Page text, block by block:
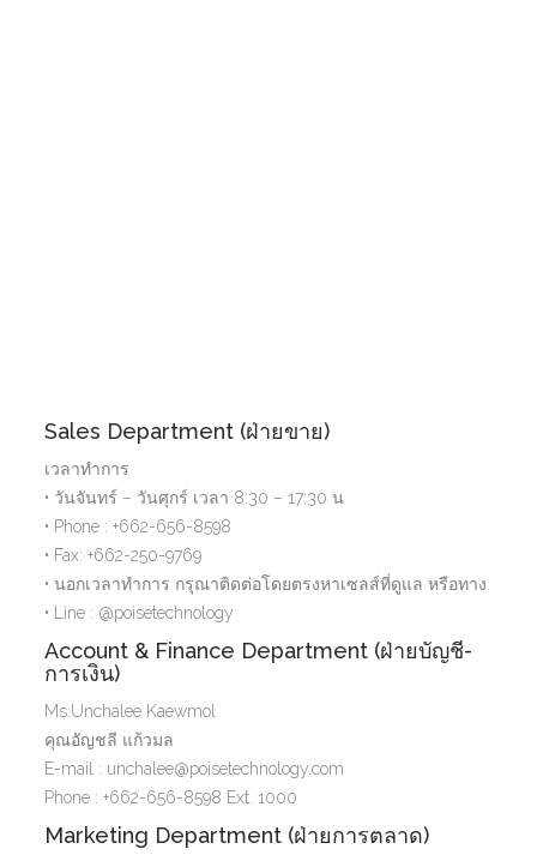
Sales Department (ฝ่ายขาย)
เวลาทำการ
• วันจันทร์ – วันศุกร์ เวลา 8:30 – 17:30 น
• Phone : +662-656-8598
• Fax: +662-250-9769
• นอกเวลาทำการ กรุณาติดต่อโดยตรงหาเซลส์ที่ดูแล หรือทาง
• Line : @poisetechnology
Account & Finance Department (ฝ่ายบัญชี-
การเงิน)
Ms.Unchalee Kaewmol
คุณอัญชลี แก้วมล
E-mail : unchalee@poisetechnology.com
Phone : +662-656-8598 Ext. 1000
Marketing Department (ฝ่ายการตลาด)